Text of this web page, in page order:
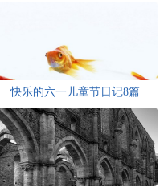
快乐的六一儿童节日记8篇